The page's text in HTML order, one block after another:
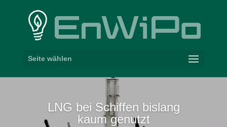
Seite wählen
LNG bei Schiffen bislang
kaum genutzt